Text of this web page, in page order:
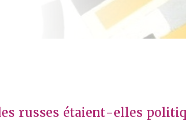
russes étaient-elles